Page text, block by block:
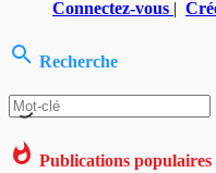
Connectez-vous |
Recherche
Publications populaires